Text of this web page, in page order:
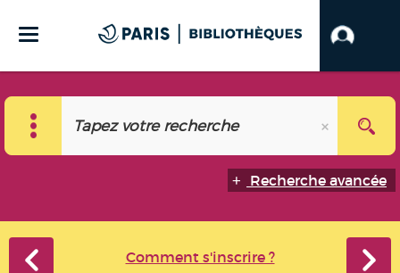
Recherche avancée
Comment s'inscrire ?